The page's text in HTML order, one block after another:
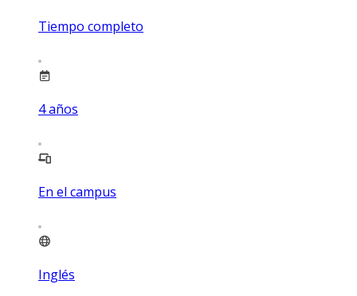
Tiempo completo
4años
En el campus
Inglés